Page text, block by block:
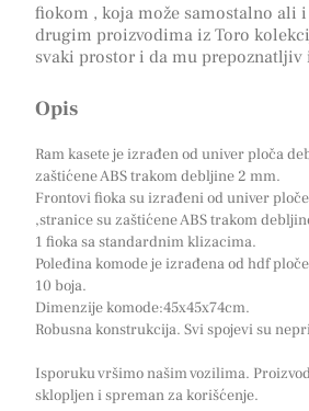
fiokom , koja može samostalno ali
drugim proizvodima iz Toro
svaki prostor i da mu prepoznatljiv
Opis
Ram kasete je izrađen od univer ploča
zaštićene ABS trakom debljine 2 mm.
Frontovi fioka su izrađeni od univer
,stranice su zaštićene ABS trakom
1 fioka sa standardnim klizacima.
Poleđina komode je izrađena od hdf
10 boja.
Dimenzije komode:45x45x74cm.
Robusna konstrukcija. Svi spojevi su
Isporuku vršimo našim vozilima.
sklopljen i spreman za korišćenje.